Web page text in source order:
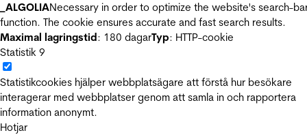
_ALGOLIANecessary in order to optimize the website's search-
function. The cookie ensures accurate and fast search results.
Maximal lagringstid: 180 dagarTyp: HTTP-cookie
Statistik 9
Statistikcookies hjälper webbplatsägare att förstå hur besökare
interagerar med webbplatser genom att samla in och rapportera
information anonymt.
Hotjar